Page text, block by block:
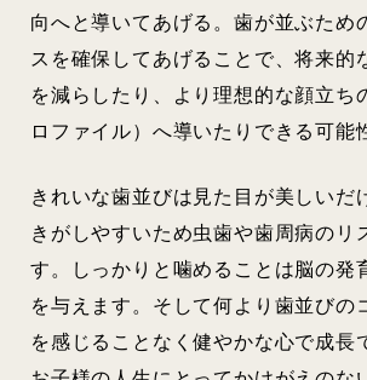
向へと導いてあげる。歯が並ぶため
スを確保してあげることで、将来的
を減らしたり、より理想的な顔立ち
ロファイル）へ導いたりできる可能
きれいな歯並びは見た目が美しいだ
きがしやすいため虫歯や歯周病のリ
す。しっかりと噛めることは脳の発
を与えます。そして何より歯並びの
を感じることなく健やかな心で成長